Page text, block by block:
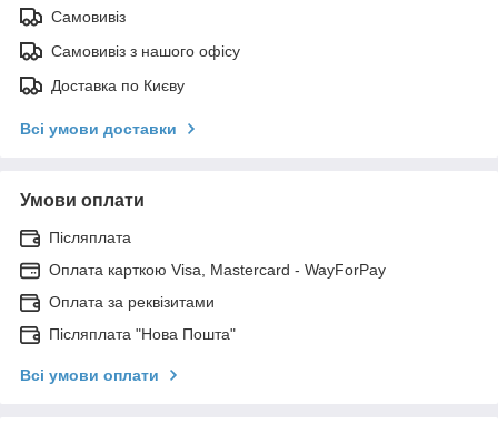
Самовивіз
Самовивіз з нашого офісу
Доставка по Києву
Всі умови доставки
Умови оплати
Післяплата
Оплата карткою Visa, Mastercard - WayForPay
Оплата за реквізитами
Післяплата "Нова Пошта"
Всі умови оплати